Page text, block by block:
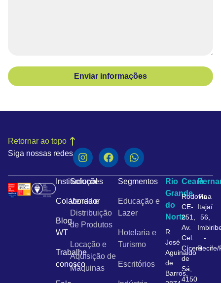
Enviar informações
Siga nossas redes
Retornar ao topo
Institucional
Colaborador
Blog
WT
Trabalhe
conosco
Soluções
Venda e
Distribuição
de Produtos
Locação e
Aquisição de
Máquinas
Segmentos
Educação e
Lazer
Hotelaria e
Turismo
Escritórios
Rio
Grande
do
Norte
R.
José
Aguinaldo
de
Barros,
Ceará
Rodovia
CE-
251,
Av.
Cel.
Cícero
de
Sá,
4150
Rua
Itajaí
56,
-
Recife/